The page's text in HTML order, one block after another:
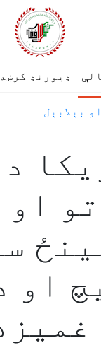
ډیورنډ کرښه
بېلابېل
او